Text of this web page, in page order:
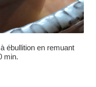
ébullition en remuant
min.